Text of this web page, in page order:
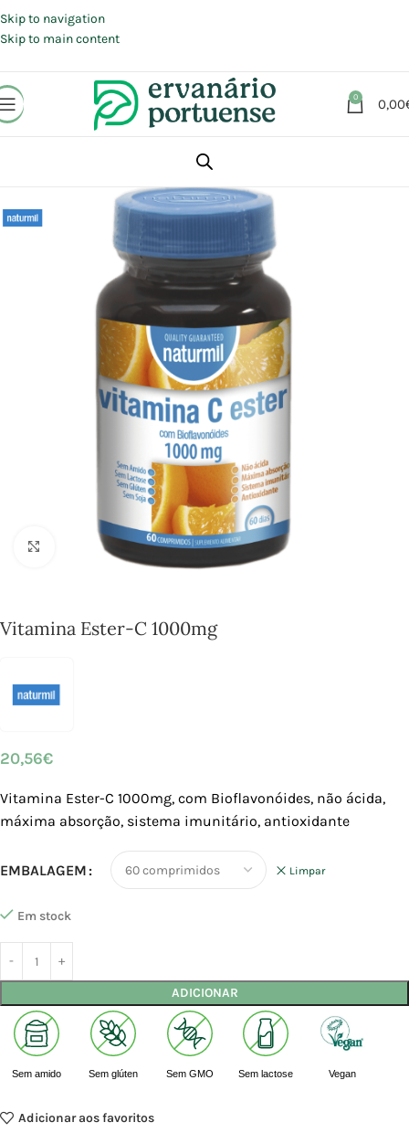
Skip to navigation
Skip to main content
0 0,00
Suplementos alimentares
Click to enlarge
Vitamina Ester-C 1000mg
20,56€
Vitamina Ester-C 1000mg, com Bioflavonóides, não ácida,
máxima absorção, sistema imunitário, antioxidante
EMBALAGEM Limpar
Em stock
ADICIONAR
Sem amido Sem glúten Sem GMO Sem lactose Vegan
Adicionar aos favoritos